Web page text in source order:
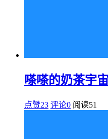
嗏嗏的奶茶宇宙
点赞23 评论0 阅读51